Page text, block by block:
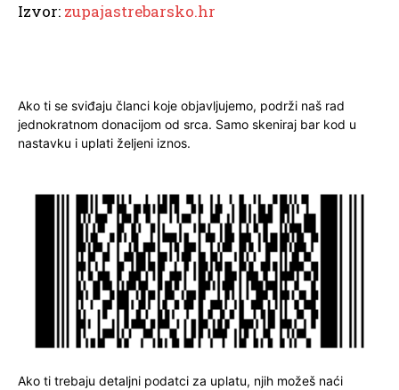
Izvor: zupajastrebarsko.hr
Ako ti se sviđaju članci koje objavljujemo, podrži naš rad
jednokratnom donacijom od srca. Samo skeniraj bar kod u
nastavku i uplati željeni iznos.
Ako ti trebaju detaljni podatci za uplatu, njih možeš naći